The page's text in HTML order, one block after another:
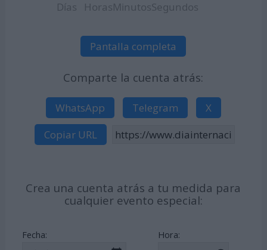
Días HorasMinutosSegundos
Pantalla completa
Comparte la cuenta atrás:
WhatsApp Telegram
X
Copiar URL
Crea una cuenta atrás a tu medida para
cualquier evento especial:
Fecha: Hora: